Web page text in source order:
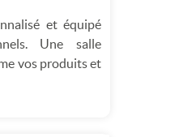
et équipé
Une salle
vos produits et